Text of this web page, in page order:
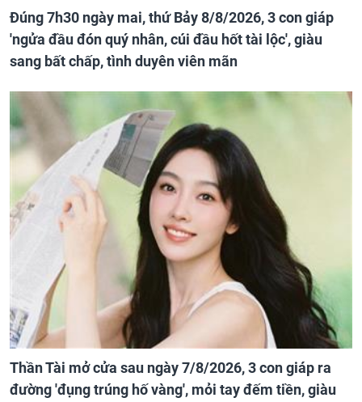
Đúng 7h30 ngày mai, thứ Bảy 8/8/2026, 3 con giáp
'ngửa đầu đón quý nhân, cúi đầu hốt tài lộc', giàu
sang bất chấp, tình duyên viên mãn
Thần Tài mở cửa sau ngày 7/8/2026, 3 con giáp ra
đường 'đụng trúng hố vàng', mỏi tay đếm tiền, giàu